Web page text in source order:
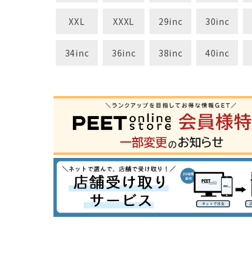
XXL XXXL 29inc 30inc
34inc 36inc 38inc 40inc